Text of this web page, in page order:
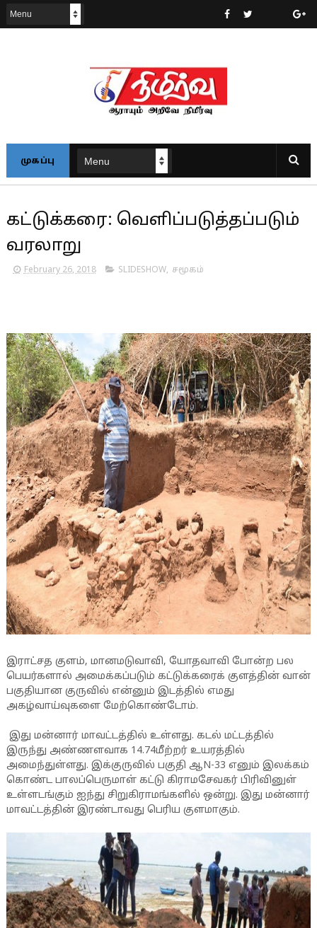
முகப்பு
கட்டுக்கரை: வெளிப்படுத்தப்படும்
வரலாறு
February 26, 2018 SLIDESHOW, சமூகம்
இராட்சத குளம், மானமடுவாவி, யோதவாவி போன்ற பல
பெயர்களால் அமைக்கப்படும் கட்டுக்கரைக் குளத்தின் வான்
பகுதியான குருவில் என்னும் இடத்தில் எமது
அகழ்வாய்வுகளை மேற்கொண்டோம்.
இது மன்னார் மாவட்டத்தில் உள்ளது. கடல் மட்டத்தில்
இருந்து அண்ணளவாக 14.74மீற்றர் உயரத்தில்
அமைந்துள்ளது. இக்குருவில் பகுதி ஆN-33 எனும் இலக்கம்
கொண்ட பாலப்பெருமாள் கட்டு கிராமசேவகர் பிரிவினுள்
உள்ளடங்கும் ஐந்து சிறுகிராமங்களில் ஒன்று. இது மன்னார்
மாவட்டத்தின் இரண்டாவது பெரிய குளமாகும்.